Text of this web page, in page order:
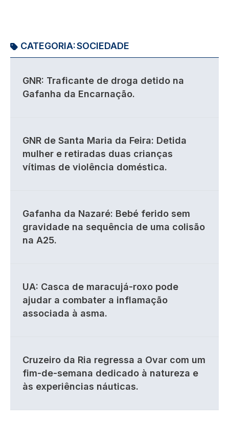
CATEGORIA:SOCIEDADE
GNR: Traficante de droga detido na
Gafanha da Encarnação.
GNR de Santa Maria da Feira: Detida
mulher e retiradas duas crianças
vítimas de violência doméstica.
Gafanha da Nazaré: Bebé ferido sem
gravidade na sequência de uma colisão
na A25.
UA: Casca de maracujá-roxo pode
ajudar a combater a inflamação
associada à asma.
Cruzeiro da Ria regressa a Ovar com um
fim-de-semana dedicado à natureza e
às experiências náuticas.